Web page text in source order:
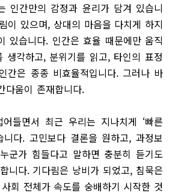
인간만의 감정과 윤리가 담겨 있습니
이 있으며, 상대의 마음을 다치게 하지
있습니다. 인간은 효율 때문에만 움직
생각하고, 분위기를 읽고, 타인의 표정
간은 종종 비효율적입니다. 그러나 바
다움이 존재합니다.
들면서 최근 우리는 지나치게 ‘빠른
니다. 고민보다 결론을 원하고, 과정보
군가 힘들다고 말하면 충분히 듣기도
니다. 기다림은 낭비가 되었고, 침묵은
회 전체가 속도를 숭배하기 시작한 것